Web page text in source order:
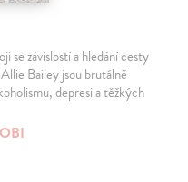
se závislostí a hledání cesty
Bailey jsou brutálně
depresi a těžkých